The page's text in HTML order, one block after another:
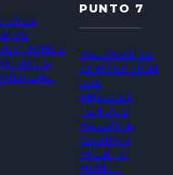
PUNTO 7
VALPARAÍSO
CONCEPCIÓN
LOS
ÁNGELES
TEMUCO
VALDIVIA
OSORNO
PUERTO
MONTT